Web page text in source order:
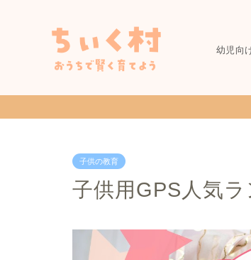
幼児向
子供の教育
子供用GPS人気